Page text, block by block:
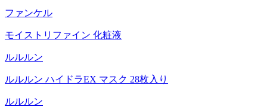
ファンケル
モイストリファイン 化粧液
ルルルン
ルルルン ハイドラEX マスク 28枚入り
ルルルン